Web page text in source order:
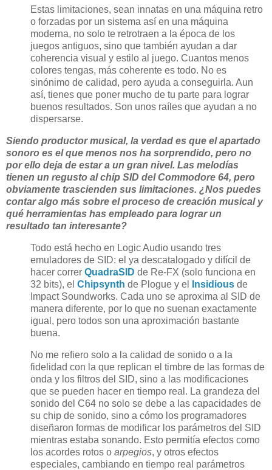
Estas limitaciones, sean innatas en una máquina retro
o forzadas por un sistema así en una máquina
moderna, no solo te retrotraen a la época de los
juegos antiguos, sino que también ayudan a dar
coherencia visual y estilo al juego. Cuantos menos
colores tengas, más coherente es todo. No es
sinónimo de calidad, pero ayuda a conseguirla. Aun
así, tienes que poner mucho de tu parte para lograr
buenos resultados. Son unos raíles que ayudan a no
dispersarse.
Siendo productor musical, la verdad es que el apartado
sonoro es el que menos nos ha sorprendido, pero no
por ello deja de estar a un gran nivel. Las melodías
tienen un regusto al chip SID del Commodore 64, pero
obviamente trascienden sus limitaciones. ¿Nos puedes
contar algo más sobre el proceso de creación musical y
qué herramientas has empleado para lograr un
resultado tan interesante?
Todo está hecho en Logic Audio usando tres
emuladores de SID: el ya descatalogado y difícil de
hacer correr QuadraSID de Re-FX (solo funciona en
32 bits), el Chipsynth de Plogue y el Insidious de
Impact Soundworks. Cada uno se aproxima al SID de
manera diferente, por lo que no suenan exactamente
igual, pero todos son una aproximación bastante
buena.
No me refiero solo a la calidad de sonido o a la
fidelidad con la que replican el timbre de las formas de
onda y los filtros del SID, sino a las modificaciones
que se pueden hacer en tiempo real. La grandeza del
sonido del C64 no solo se debe a las capacidades de
su chip de sonido, sino a cómo los programadores
diseñaron formas de modificar los parámetros del SID
mientras estaba sonando. Esto permitía efectos como
los acordes rotos o arpegios, y otros efectos
especiales, cambiando en tiempo real parámetros